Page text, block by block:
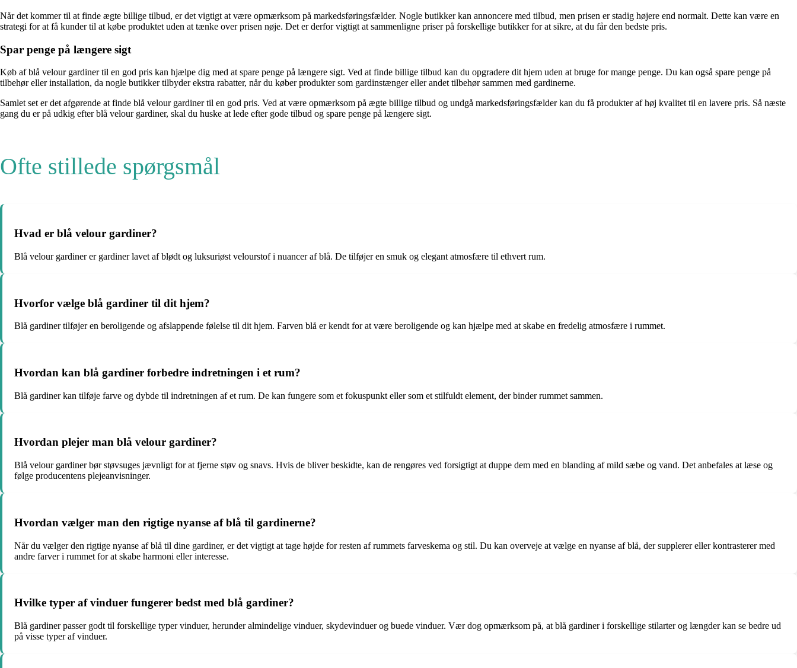
Når det kommer til at finde ægte billige tilbud, er det vigtigt at være opmærksom på markedsføringsfælder. Nogle butikker kan annoncere med tilbud, men prisen er stadig højere end normalt. Dette kan være en
strategi for at få kunder til at købe produktet uden at tænke over prisen nøje. Det er derfor vigtigt at sammenligne priser på forskellige butikker for at sikre, at du får den bedste pris.
Spar penge på længere sigt
Køb af blå velour gardiner til en god pris kan hjælpe dig med at spare penge på længere sigt. Ved at finde billige tilbud kan du opgradere dit hjem uden at bruge for mange penge. Du kan også spare penge på
tilbehør eller installation, da nogle butikker tilbyder ekstra rabatter, når du køber produkter som gardinstænger eller andet tilbehør sammen med gardinerne.
Samlet set er det afgørende at finde blå velour gardiner til en god pris. Ved at være opmærksom på ægte billige tilbud og undgå markedsføringsfælder kan du få produkter af høj kvalitet til en lavere pris. Så næste
gang du er på udkig efter blå velour gardiner, skal du huske at lede efter gode tilbud og spare penge på længere sigt.
Ofte stillede spørgsmål
Hvad er blå velour gardiner?
Blå velour gardiner er gardiner lavet af blødt og luksuriøst velourstof i nuancer af blå. De tilføjer en smuk og elegant atmosfære til ethvert rum.
Hvorfor vælge blå gardiner til dit hjem?
Blå gardiner tilføjer en beroligende og afslappende følelse til dit hjem. Farven blå er kendt for at være beroligende og kan hjælpe med at skabe en fredelig atmosfære i rummet.
Hvordan kan blå gardiner forbedre indretningen i et rum?
Blå gardiner kan tilføje farve og dybde til indretningen af et rum. De kan fungere som et fokuspunkt eller som et stilfuldt element, der binder rummet sammen.
Hvordan plejer man blå velour gardiner?
Blå velour gardiner bør støvsuges jævnligt for at fjerne støv og snavs. Hvis de bliver beskidte, kan de rengøres ved forsigtigt at duppe dem med en blanding af mild sæbe og vand. Det anbefales at læse og
følge producentens plejeanvisninger.
Hvordan vælger man den rigtige nyanse af blå til gardinerne?
Når du vælger den rigtige nyanse af blå til dine gardiner, er det vigtigt at tage højde for resten af ​​rummets farveskema og stil. Du kan overveje at vælge en nyanse af blå, der supplerer eller kontrasterer med
andre farver i rummet for at skabe harmoni eller interesse.
Hvilke typer af vinduer fungerer bedst med blå gardiner?
Blå gardiner passer godt til forskellige typer vinduer, herunder almindelige vinduer, skydevinduer og buede vinduer. Vær dog opmærksom på, at blå gardiner i forskellige stilarter og længder kan se bedre ud
på visse typer af vinduer.